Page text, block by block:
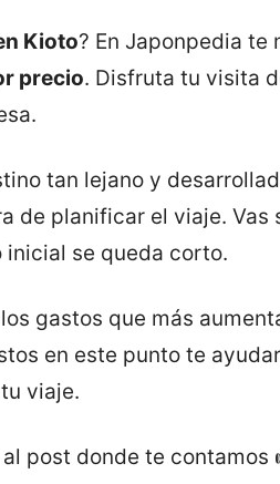
Kioto? En Japonpedia te
precio. Disfruta tu visita
tan lejano y
de planificar el viaje.
se queda corto.
gastos que más
en este punto te
viaje.
post donde te contamos